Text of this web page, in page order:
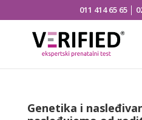
011 414 65 65
Genetika i